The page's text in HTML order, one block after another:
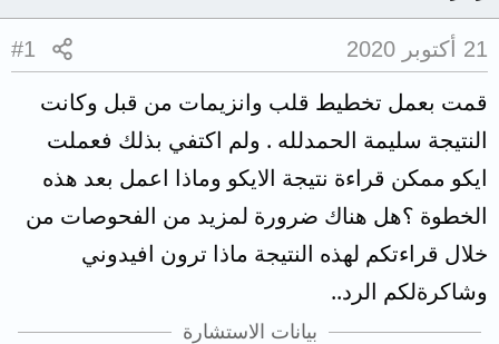
21 أكتوبر 2020 #1
قمت بعمل تخطيط قلب وانزيمات من قبل وكانت
النتيجة سليمة الحمدلله . ولم اكتفي بذلك فعملت
ايكو ممكن قراءة نتيجة الايكو وماذا اعمل بعد هذه
الخطوة ؟هل هناك ضرورة لمزيد من الفحوصات من
خلال قراءتكم لهذه النتيجة ماذا ترون افيدوني
وشاكرةلكم الرد..
بيانات الاستشارة